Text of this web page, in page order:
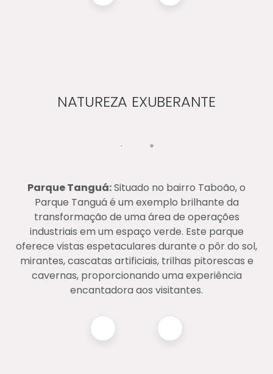
NATUREZA EXUBERANTE
Parque Tanguá:Situado no bairro Taboão, o
Parque Tanguá é um exemplo brilhante da
transformação de uma área de operações
industriais em um espaço verde. Este parque
oferece vistas espetaculares durante o pôr do sol,
mirantes, cascatas artificiais, trilhas pitorescas e
cavernas, proporcionando uma experiência
encantadora aos visitantes​​.